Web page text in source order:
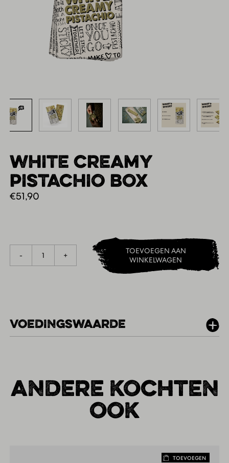
WHITE CREAMY
PISTACHIO BOX
€51,90
- 1 +
TOEVOEGEN AAN
WINKELWAGEN
VOEDINGSWAARDE
ANDERE KOCHTEN
OOK
TOEVOEGEN